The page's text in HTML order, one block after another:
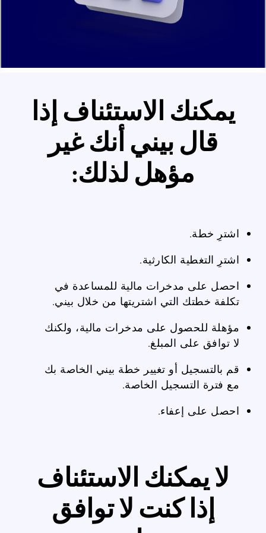
يمكنك الاستئناف إذا
قال بيني أنك غير
مؤهل لذلك:
اشترِ خطة.
اشترِ التغطية الكارثية.
احصل على مدخرات مالية للمساعدة في
تكلفة خطتك التي اشتريتها من خلال بيني.
مؤهلة للحصول على مدخرات مالية، ولكنك
لا توافق على المبلغ.
قم بالتسجيل أو تغيير خطة بيني الخاصة بك
مع فترة التسجيل الخاصة.
احصل على إعفاء.
لا يمكنك الاستئناف
إذا كنت لا توافق